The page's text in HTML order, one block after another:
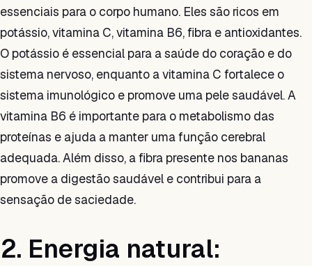
essenciais para o corpo humano. Eles são ricos em
potássio, vitamina C, vitamina B6, fibra e antioxidantes.
O potássio é essencial para a saúde do coração e do
sistema nervoso, enquanto a vitamina C fortalece o
sistema imunológico e promove uma pele saudável. A
vitamina B6 é importante para o metabolismo das
proteínas e ajuda a manter uma função cerebral
adequada. Além disso, a fibra presente nos bananas
promove a digestão saudável e contribui para a
sensação de saciedade.
2. Energia natural: